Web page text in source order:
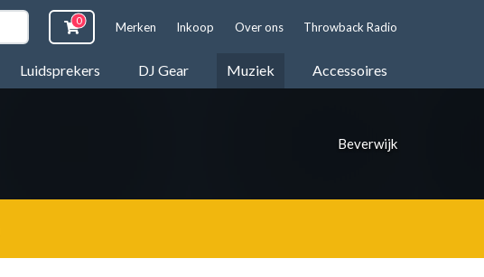
Luidsprekers DJ Gear Muziek Accessoires
Merken Inkoop Over ons Throwback Radio
Beverwijk